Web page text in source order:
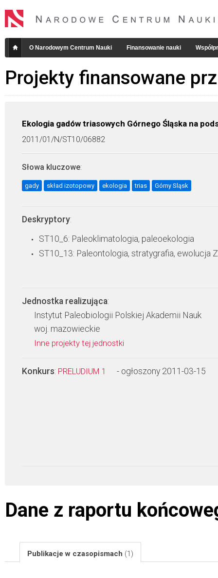
O Narodowym Centrum Nauki Finansowanie nauki
Projekty finansowane
Ekologia gadów triasowych Górnego Śląska na
2011/01/N/ST10/06882
Słowa kluczowe:
gady skład izotopowy ekologia trias Górny Sląsk
Deskryptory:
ST10_6: Paleoklimatologia, paleoekologia
ST10_13: Paleontologia, stratygrafia, ewolucja
Jednostka realizująca:
Instytut Paleobiologii Polskiej Akademii Nauk
woj. mazowieckie
Inne projekty tej jednostki
Konkurs: PRELUDIUM 1 - ogłoszony 2011-03-15
Dane z raportu
Publikacje w czasopismach (1)